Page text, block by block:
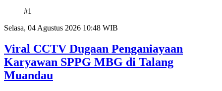
#1
Selasa, 04 Agustus 2026 10:48 WIB
Viral CCTV Dugaan Penganiayaan
Karyawan SPPG MBG di Talang
Muandau